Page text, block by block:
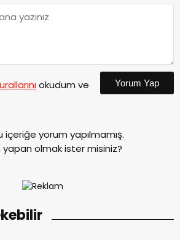
okudum ve
Yorum Yap
içeriğe yorum yapılmamış.
yapan olmak ister misiniz?